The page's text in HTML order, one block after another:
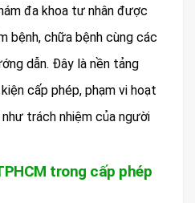
đa khoa tư nhân được
bệnh, chữa bệnh cùng các
dẫn. Đây là nền tảng
cấp phép, phạm vi hoạt
trách nhiệm của người
trong cấp phép